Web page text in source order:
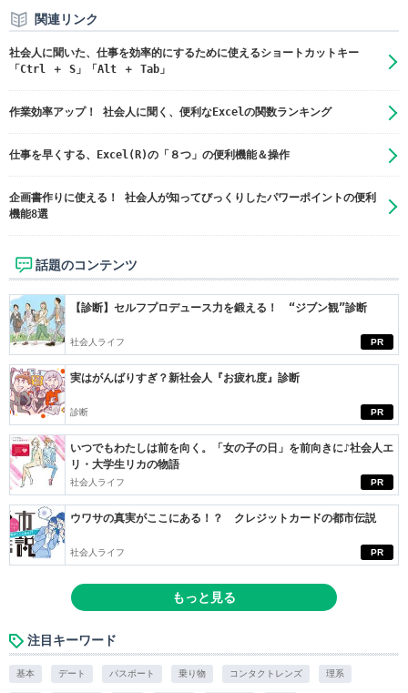
関連リンク
社会人に聞いた、仕事を効率的にするために使えるショートカットキー
「Ctrl ＋ S」「Alt ＋ Tab」
作業効率アップ！ 社会人に聞く、便利なExcelの関数ランキング
仕事を早くする、Excel(R)の「８つ」の便利機能＆操作
企画書作りに使える！ 社会人が知ってびっくりしたパワーポイントの便利
機能8選
話題のコンテンツ
PR
【診断】セルフプロデュース力を鍛える！ “ジブン観”診断
社会人ライフ
PR
実はがんばりすぎ？新社会人『お疲れ度』診断
診断
PR
いつでもわたしは前を向く。「女の子の日」を前向きに♪社会人エ
リ・大学生リカの物語
社会人ライフ
PR
ウワサの真実がここにある！？ クレジットカードの都市伝説
社会人ライフ
もっと見る
注目キーワード
基本 デート パスポート 乗り物 コンタクトレンズ 理系